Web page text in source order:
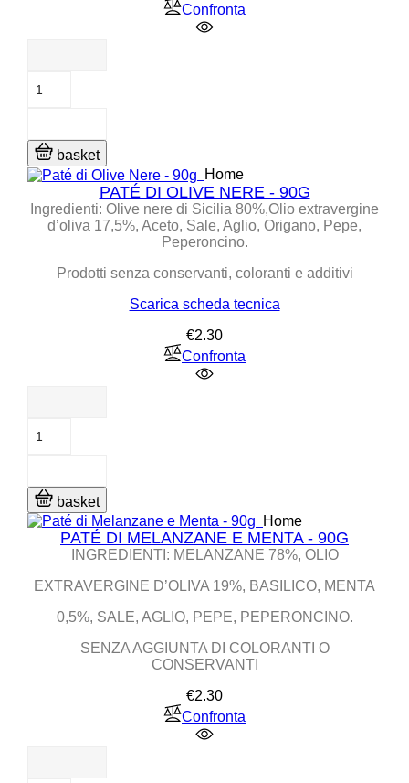
Confronta
basket
Home
PATÉ DI OLIVE NERE - 90G
Ingredienti: Olive nere di Sicilia 80%,Olio extravergine
d’oliva 17,5%, Aceto, Sale, Aglio, Origano, Pepe,
Peperoncino.
Prodotti senza conservanti, coloranti e additivi
Scarica scheda tecnica
€2.30Price
Confronta
basket
Home
PATÉ DI MELANZANE E MENTA - 90G
INGREDIENTI: MELANZANE 78%, OLIO
EXTRAVERGINE D’OLIVA 19%, BASILICO, MENTA
0,5%, SALE, AGLIO, PEPE, PEPERONCINO.
SENZA AGGIUNTA DI COLORANTI O
CONSERVANTI
€2.30Price
Confronta